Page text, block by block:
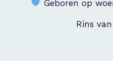
Geboren op
Rins